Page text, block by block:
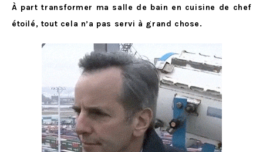
À part transformer ma salle de bain en cuisine de chef
étoilé, tout cela n’a pas servi à grand chose.